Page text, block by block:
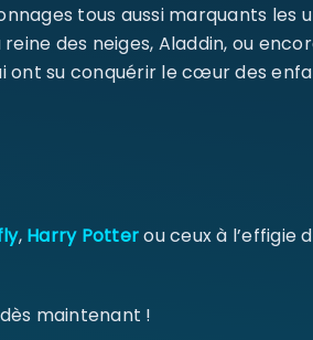
tous aussi marquants les
des neiges, Aladdin, ou
ont su conquérir le cœur des
,Harry Potterou ceux à l’effigie
maintenant !